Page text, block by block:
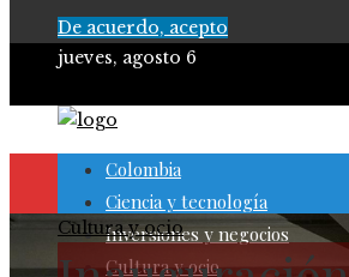
De acuerdo, acepto
jueves, agosto 6
Colombia
Ciencia y tecnología
Inversiones y negocios
Cultura y ocio
Cultura y ocio